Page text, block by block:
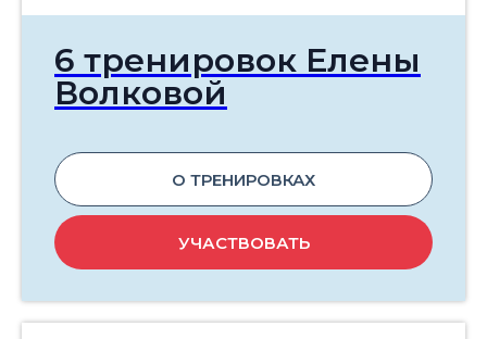
6 тренировок Елены
Волковой
О ТРЕНИРОВКАХ
УЧАСТВОВАТЬ